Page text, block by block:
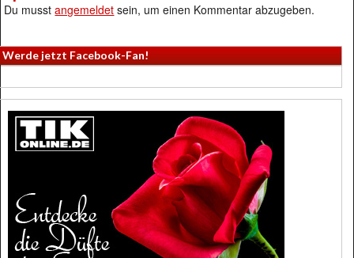
Du musstangemeldet sein, um einen Kommentar abzugeben.
Werde jetzt Facebook-Fan!